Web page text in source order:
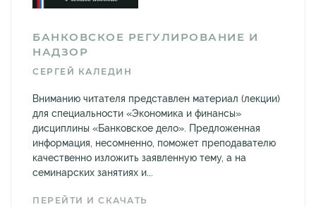
БАНКОВСКОЕ РЕГУЛИРОВАНИЕ И
НАДЗОР
СЕРГЕЙ КАЛЕДИН
Вниманию читателя представлен материал (лекции)
для специальности «Экономика и финансы»
дисциплины «Банковское дело». Предложенная
информация, несомненно, поможет преподавателю
качественно изложить заявленную тему, а на
семинарских занятиях и...
ПЕРЕЙТИ И СКАЧАТЬ